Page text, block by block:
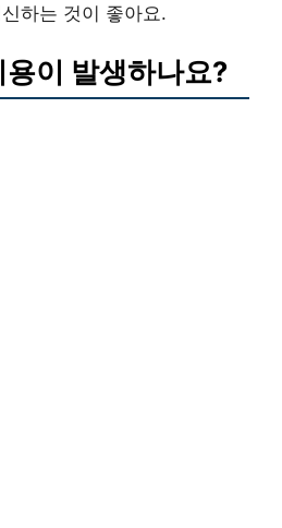
하는 것이 좋아요.
이 발생하나요?